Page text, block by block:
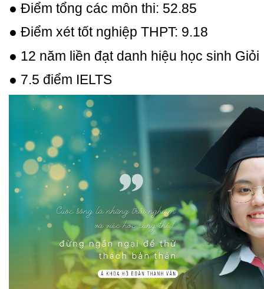
● Điểm tổng các môn thi: 52.85
● Điểm xét tốt nghiệp THPT: 9.18
● 12 năm liền đạt danh hiệu học sinh Giỏi
● 7.5 điểm IELTS